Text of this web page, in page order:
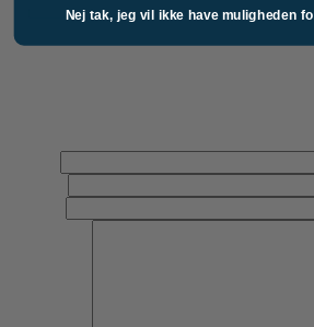
Har du en opgave kontakt os her
Nej tak, jeg vil ikke have muligheden